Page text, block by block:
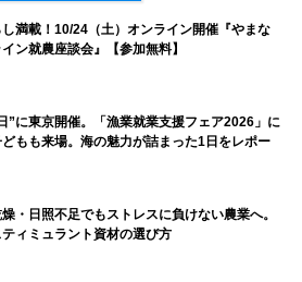
満載！10/24（土）オンライン開催『やまな
ン就農座談会』【参加無料】
”に東京開催。「漁業就業支援フェア2026」に
もも来場。海の魅力が詰まった1日をレポー
・日照不足でもストレスに負けない農業へ。
ィミュラント資材の選び方